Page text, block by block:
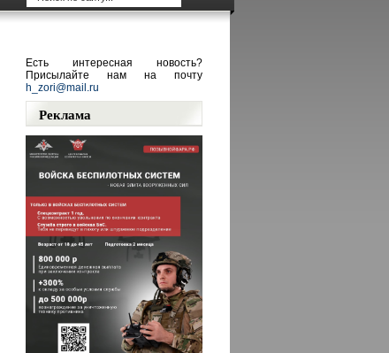
Есть интересная новость?
Присылайте нам на почту
h_zori@mail.ru
Реклама